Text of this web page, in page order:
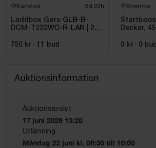
Karlstad 5d 22h
Laddbox Garo GLB-B-
DCM-T222WO-R-LAN | 22
750 kr · 11 bud
Bromma
Decker,
0 kr · 0 bud
Auktionsinformation
Auktionsavslut
17 juni 2026 13:20
Utlämning
Måndag 22 juni kl. 08:30 till 10:00